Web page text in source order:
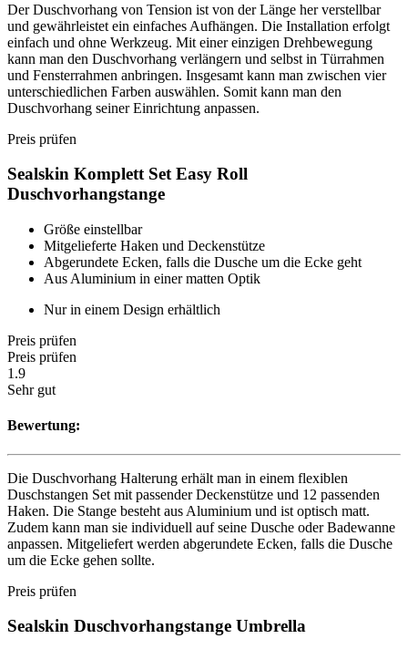
Der Duschvorhang von Tension ist von der Länge her verstellbar
und gewährleistet ein einfaches Aufhängen. Die Installation erfolgt
einfach und ohne Werkzeug. Mit einer einzigen Drehbewegung
kann man den Duschvorhang verlängern und selbst in Türrahmen
und Fensterrahmen anbringen. Insgesamt kann man zwischen vier
unterschiedlichen Farben auswählen. Somit kann man den
Duschvorhang seiner Einrichtung anpassen.
Preis prüfen
Sealskin Komplett Set Easy Roll
Duschvorhangstange
Größe einstellbar
Mitgelieferte Haken und Deckenstütze
Abgerundete Ecken, falls die Dusche um die Ecke geht
Aus Aluminium in einer matten Optik
Nur in einem Design erhältlich
Preis prüfen
Preis prüfen
1.9
Sehr gut
Bewertung:
Die Duschvorhang Halterung erhält man in einem flexiblen
Duschstangen Set mit passender Deckenstütze und 12 passenden
Haken. Die Stange besteht aus Aluminium und ist optisch matt.
Zudem kann man sie individuell auf seine Dusche oder Badewanne
anpassen. Mitgeliefert werden abgerundete Ecken, falls die Dusche
um die Ecke gehen sollte.
Preis prüfen
Sealskin Duschvorhangstange Umbrella